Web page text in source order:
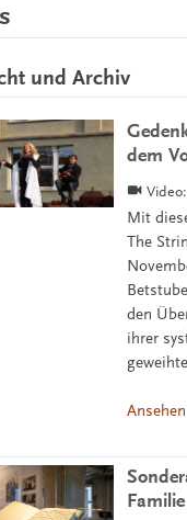
und Archiv
dem
Mit
The
den
ihrer
Ansehen